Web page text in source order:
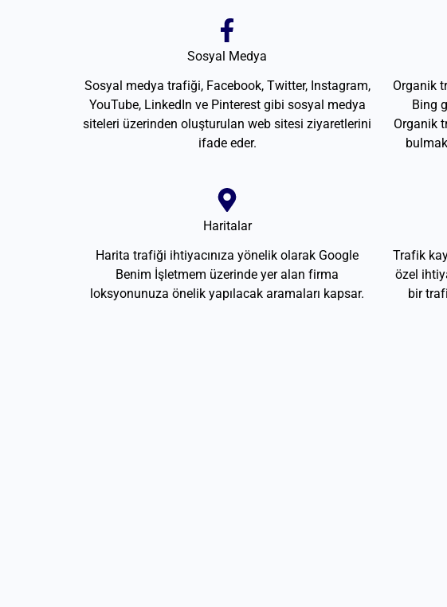
Sosyal Medya
Sosyal medya trafiği, Facebook, Twitter, Instagram,
YouTube, LinkedIn ve Pinterest gibi sosyal medya
siteleri üzerinden oluşturulan web sitesi ziyaretlerini
ifade eder.
Organik
Bing
Organik
Haritalar
Harita trafiği ihtiyacınıza yönelik olarak Google
Benim İşletmem üzerinde yer alan firma
loksyonunuza önelik yapılacak aramaları kapsar.
Trafik
özel
bir